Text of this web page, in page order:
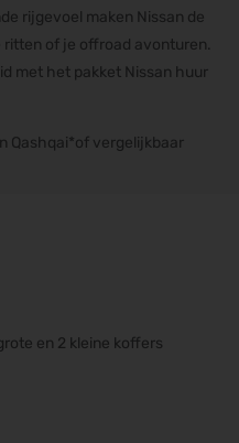
rijgevoel maken Nissan de
of je offroad avonturen.
met het pakket Nissan huur
Qashqai*of vergelijkbaar
en 2 kleine koffers